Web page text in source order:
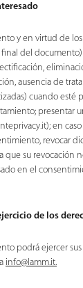
y en virtud de los
final del
ausencia de
cuando esté
presentar
en
revocar
su revocación
en el
de los
podrá ejercer
info@lamm.it.